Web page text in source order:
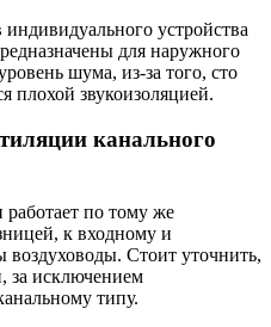
устройства
для наружного
шума, из-за того, сто
плохой звукоизоляцией.
канального
работает по тому же
к входному и
Стоит уточнить,
за исключением
типу.